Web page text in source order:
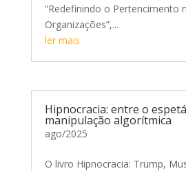
“Redefinindo o Pertencimento
Organizações”,...
ler mais
Hipnocracia: entre o
manipulação algorítmica
ago/2025
O livro Hipnocracia: Trump,